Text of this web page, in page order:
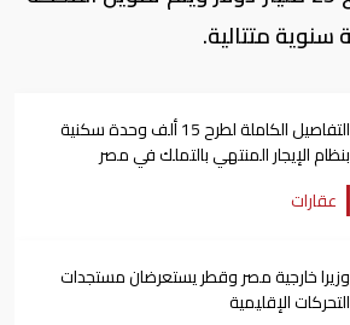
التفاصيل الكاملة لطرح 15 ألف وحدة سكنية
بنظام الإيجار المنتهي بالتملك في مصر
عقارات
وزيرا خارجية مصر وقطر يستعرضان مستجدات
التحركات الإقليمية